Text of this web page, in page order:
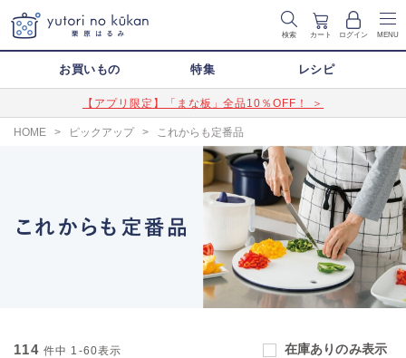
検索 カート ログイン MENU
お買いもの 特集 レシピ
【アプリ限定】「まな板」全品10％OFF！ ＞
HOME > ピックアップ > これからも定番品
114 件中 1-60表示 在庫ありのみ表示